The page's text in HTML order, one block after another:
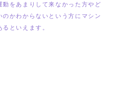
をあまりして来なかった方やど
かわからないという方にマシン
といえます。